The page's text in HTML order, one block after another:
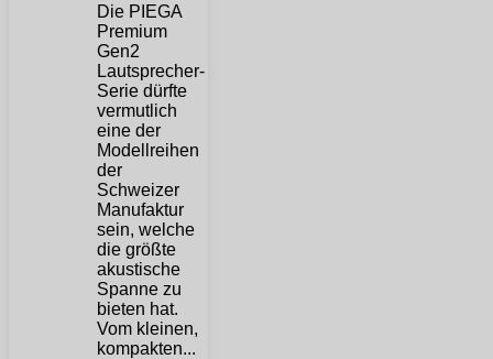
Die PIEGA
Premium
Gen2
Lautsprecher-
Serie dürfte
vermutlich
eine der
Modellreihen
der
Schweizer
Manufaktur
sein, welche
die größte
akustische
Spanne zu
bieten hat.
Vom kleinen,
kompakten...